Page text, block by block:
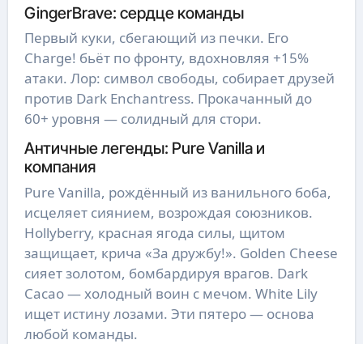
GingerBrave: сердце команды
Первый куки, сбегающий из печки. Его
Charge! бьёт по фронту, вдохновляя +15%
атаки. Лор: символ свободы, собирает друзей
против Dark Enchantress. Прокачанный до
60+ уровня — солидный для стори.
Античные легенды: Pure Vanilla и
компания
Pure Vanilla, рождённый из ванильного боба,
исцеляет сиянием, возрождая союзников.
Hollyberry, красная ягода силы, щитом
защищает, крича «За дружбу!». Golden Cheese
сияет золотом, бомбардируя врагов. Dark
Cacao — холодный воин с мечом. White Lily
ищет истину лозами. Эти пятеро — основа
любой команды.